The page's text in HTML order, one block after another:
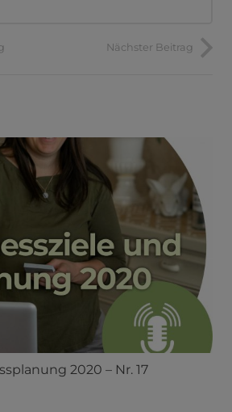
Nächster Beitrag
2020 – Nr. 17